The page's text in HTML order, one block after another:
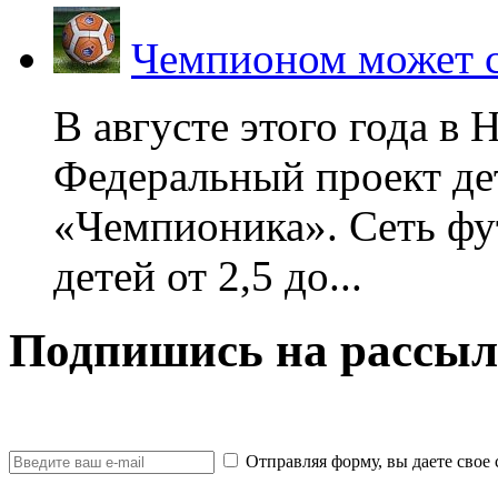
Чемпионом может
В августе этого года
Федеральный проект
«Чемпионика». Сеть
детей от 2,5 до...
Подпишись на
Отправляя форму, вы даете